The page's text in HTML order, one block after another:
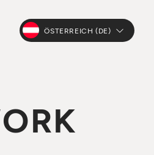
ÖSTERREICH (DE)